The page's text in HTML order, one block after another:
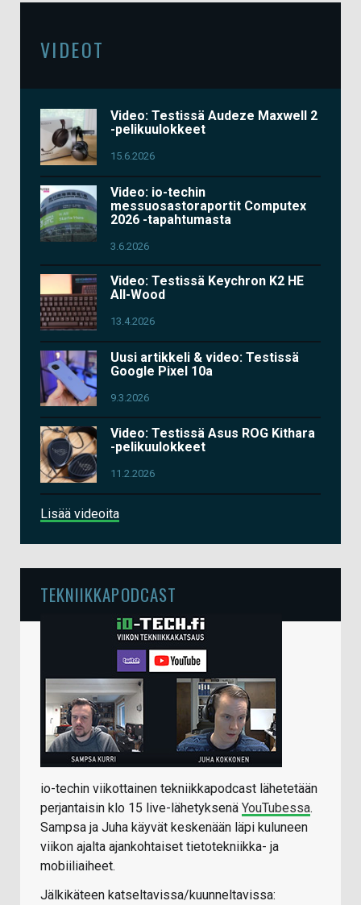
VIDEOT
Video: Testissä Audeze Maxwell 2
-pelikuulokkeet
15.6.2026
Video: io-techin
messuosastoraportit Computex
2026 -tapahtumasta
3.6.2026
Video: Testissä Keychron K2 HE
All-Wood
13.4.2026
Uusi artikkeli & video: Testissä
Google Pixel 10a
9.3.2026
Video: Testissä Asus ROG Kithara
-pelikuulokkeet
11.2.2026
Lisää videoita
TEKNIIKKAPODCAST
io-techin viikottainen tekniikkapodcast lähetetään
perjantaisin klo 15 live-lähetyksenä YouTubessa.
Sampsa ja Juha käyvät keskenään läpi kuluneen
viikon ajalta ajankohtaiset tietotekniikka- ja
mobiiliaiheet.
Jälkikäteen katseltavissa/kuunneltavissa: